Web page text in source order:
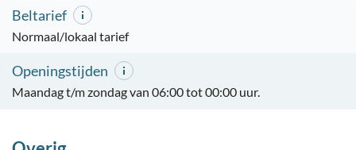
Beltarief
Normaal/lokaal tarief
Openingstijden
Maandag t/m zondag van 06:00 tot 00:00 uur.